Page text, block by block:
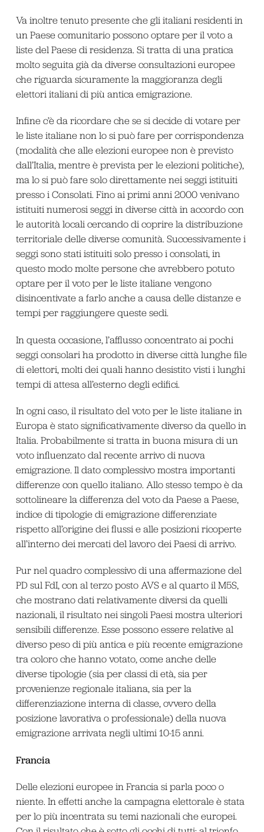
Va inoltre tenuto presente che gli italiani residenti in
un Paese comunitario possono optare per il voto a
liste del Paese di residenza. Si tratta di una pratica
molto seguita già da diverse consultazioni europee
che riguarda sicuramente la maggioranza degli
elettori italiani di più antica emigrazione.
Infine c’è da ricordare che se si decide di votare per
le liste italiane non lo si può fare per corrispondenza
(modalità che alle elezioni europee non è previsto
dall’Italia, mentre è prevista per le elezioni politiche),
ma lo si può fare solo direttamente nei seggi istituiti
presso i Consolati. Fino ai primi anni 2000 venivano
istituiti numerosi seggi in diverse città in accordo con
le autorità locali cercando di coprire la distribuzione
territoriale delle diverse comunità. Successivamente i
seggi sono stati istituiti solo presso i consolati, in
questo modo molte persone che avrebbero potuto
optare per il voto per le liste italiane vengono
disincentivate a farlo anche a causa delle distanze e
tempi per raggiungere queste sedi.
In questa occasione, l’afflusso concentrato ai pochi
seggi consolari ha prodotto in diverse città lunghe file
di elettori, molti dei quali hanno desistito visti i lunghi
tempi di attesa all’esterno degli edifici.
In ogni caso, il risultato del voto per le liste italiane in
Europa è stato significativamente diverso da quello in
Italia. Probabilmente si tratta in buona misura di un
voto influenzato dal recente arrivo di nuova
emigrazione. Il dato complessivo mostra importanti
differenze con quello italiano. Allo stesso tempo è da
sottolineare la differenza del voto da Paese a Paese,
indice di tipologie di emigrazione differenziate
rispetto all’origine dei flussi e alle posizioni ricoperte
all’interno dei mercati del lavoro dei Paesi di arrivo.
Pur nel quadro complessivo di una affermazione del
PD sul FdI, con al terzo posto AVS e al quarto il M5S,
che mostrano dati relativamente diversi da quelli
nazionali, il risultato nei singoli Paesi mostra ulteriori
sensibili differenze. Esse possono essere relative al
diverso peso di più antica e più recente emigrazione
tra coloro che hanno votato, come anche delle
diverse tipologie (sia per classi di età, sia per
provenienze regionale italiana, sia per la
differenziazione interna di classe, ovvero della
posizione lavorativa o professionale) della nuova
emigrazione arrivata negli ultimi 10-15 anni.
Francia
Delle elezioni europee in Francia si parla poco o
niente. In effetti anche la campagna elettorale è stata
per lo più incentrata su temi nazionali che europei.